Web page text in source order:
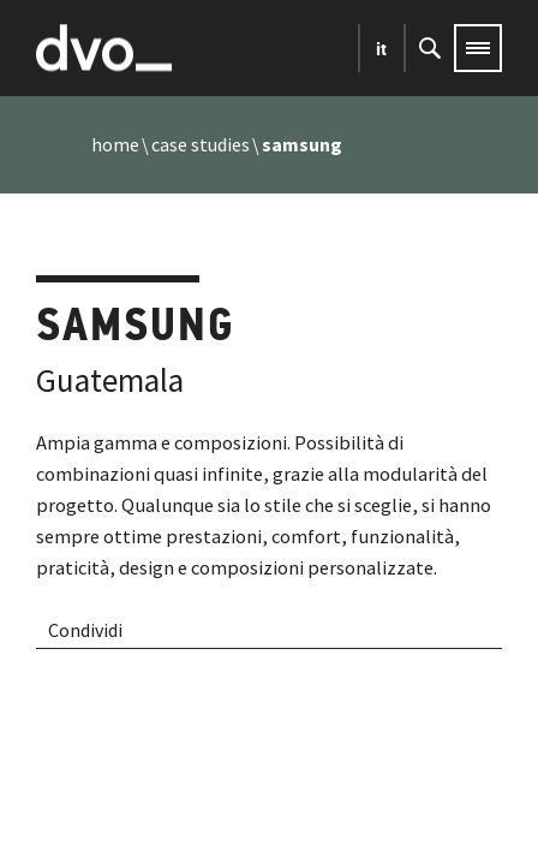
it
home case studies samsung
SAMSUNG
Guatemala
Ampia gamma e composizioni. Possibilità di
combinazioni quasi infinite, grazie alla modularità del
progetto. Qualunque sia lo stile che si sceglie, si hanno
sempre ottime prestazioni, comfort, funzionalità,
praticità, design e composizioni personalizzate.
Condividi